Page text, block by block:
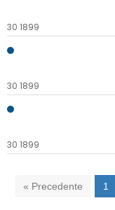
30 1899
30 1899
30 1899
« Precedente 1